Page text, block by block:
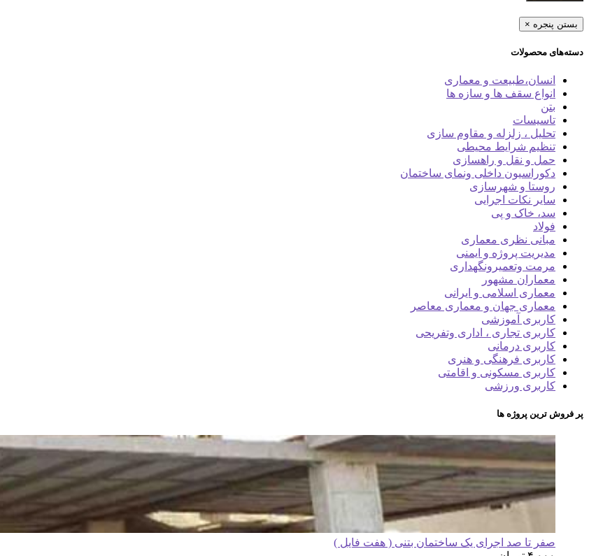
بستن پنجره ×
دسته‌های محصولات
انسان،طبیعت و معماری
انواع سقف ها و سازه ها
بتن
تاسیسات
تحلیل ، زلزله و مقاوم سازی
تنظیم شرایط محیطی
حمل و نقل و راهسازی
دکوراسیون داخلی ونمای ساختمان
روستا و شهرسازی
سایر نکات اجرایی
سد، خاک و پی
فولاد
مبانی نظری معماری
مدیریت پروژه و ایمنی
مرمت وتعمیرونگهداری
معماران مشهور
معماری اسلامی و ایرانی
معماری جهان و معماری معاصر
کاربری آموزشی
کاربری تجاری ، اداری وتفریحی
کاربری درمانی
کاربری فرهنگی و هنری
کاربری مسکونی و اقامتی
کاربری ورزشی
پر فروش ترین پروژه ها
صفر تا صد اجرای یک ساختمان بتنی ( هفت فایل )